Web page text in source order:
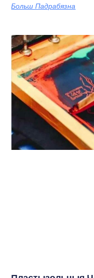
Больш Падрабязна